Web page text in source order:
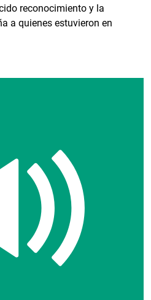
reconocimiento y la
a quienes estuvieron en